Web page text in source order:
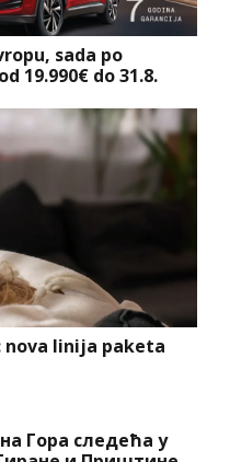
sada po
19.990€ do 31.8.
linija paketa
Гора следећа у